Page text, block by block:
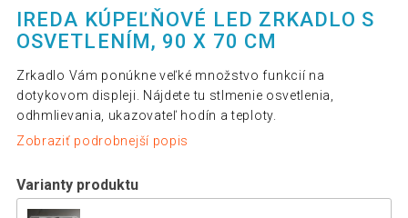
IREDA KÚPEĽŇOVÉ LED ZRKADLO S
OSVETLENÍM, 90 X 70 CM
Zrkadlo Vám ponúkne veľké množstvo funkcií na
dotykovom displeji. Nájdete tu stlmenie osvetlenia,
odhmlievania, ukazovateľ hodín a teploty.
Zobraziť podrobnejší popis
Varianty produktu